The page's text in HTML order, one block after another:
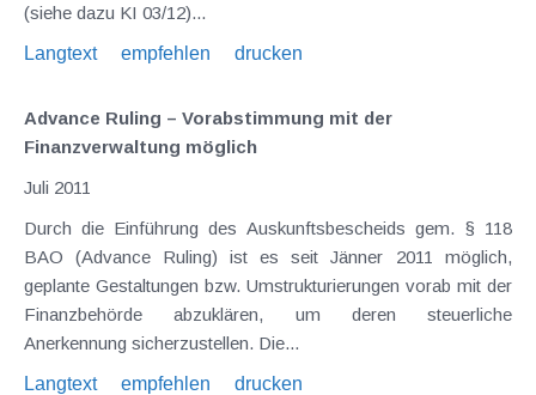
(siehe dazu KI 03/12)...
Langtext
empfehlen drucken
Advance Ruling – Vorabstimmung mit der
Finanzverwaltung möglich
Juli 2011
Durch die Einführung des Auskunftsbescheids gem. § 118
BAO (Advance Ruling) ist es seit Jänner 2011 möglich,
geplante Gestaltungen bzw. Umstrukturierungen vorab mit der
Finanzbehörde abzuklären, um deren steuerliche
Anerkennung sicherzustellen. Die...
Langtext
empfehlen drucken